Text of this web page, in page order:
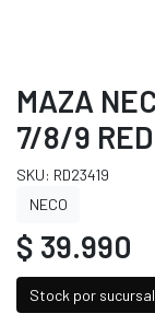
MAZA
7/8/9 RED
SKU: RD23419
NECO
$ 39.990
Stock por sucursal